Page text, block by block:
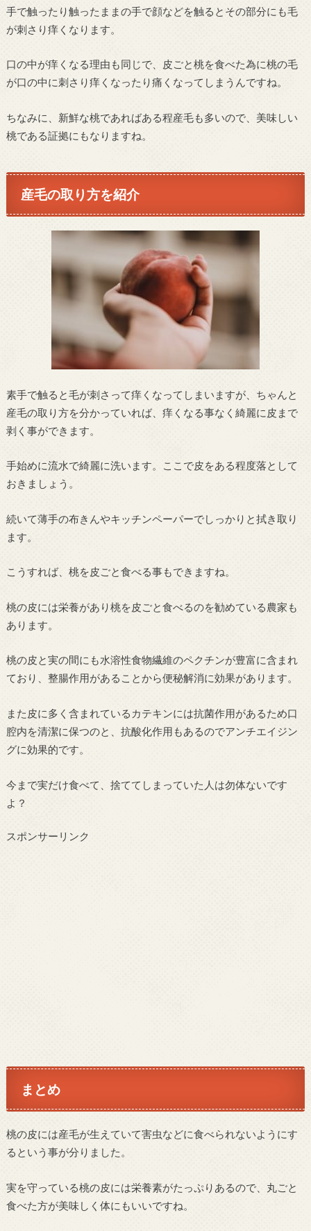
手で触ったり触ったままの手で顔などを触るとその部分にも毛
が刺さり痒くなります。
口の中が痒くなる理由も同じで、皮ごと桃を食べた為に桃の毛
が口の中に刺さり痒くなったり痛くなってしまうんですね。
ちなみに、新鮮な桃であればある程産毛も多いので、美味しい
桃である証拠にもなりますね。
産毛の取り方を紹介
素手で触ると毛が刺さって痒くなってしまいますが、ちゃんと
産毛の取り方を分かっていれば、痒くなる事なく綺麗に皮まで
剥く事ができます。
手始めに流水で綺麗に洗います。ここで皮をある程度落として
おきましょう。
続いて薄手の布きんやキッチンペーパーでしっかりと拭き取り
ます。
こうすれば、桃を皮ごと食べる事もできますね。
桃の皮には栄養があり桃を皮ごと食べるのを勧めている農家も
あります。
桃の皮と実の間にも水溶性食物繊維のペクチンが豊富に含まれ
ており、整腸作用があることから便秘解消に効果があります。
また皮に多く含まれているカテキンには抗菌作用があるため口
腔内を清潔に保つのと、抗酸化作用もあるのでアンチエイジン
グに効果的です。
今まで実だけ食べて、捨ててしまっていた人は勿体ないです
よ？
スポンサーリンク
まとめ
桃の皮には産毛が生えていて害虫などに食べられないようにす
るという事が分りました。
実を守っている桃の皮には栄養素がたっぷりあるので、丸ごと
食べた方が美味しく体にもいいですね。